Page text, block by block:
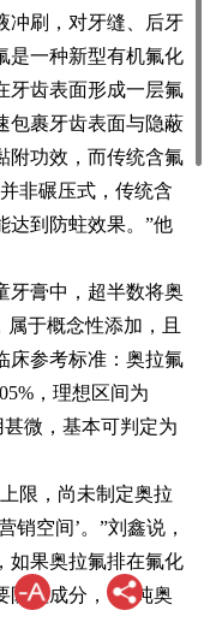
冲刷，对牙缝、后牙
是一种新型有机氟化
牙齿表面形成一层氟
包裹牙齿表面与隐蔽
附功效，而传统含氟
非碾压式，传统含
达到防蛀效果。”他
膏中，超半数将奥
于概念性添加，且
床参考标准：奥拉氟
，理想区间为
甚微，基本可判定为
限，尚未制定奥拉
销空间’。”刘鑫说，
如果奥拉氟排在氟化
防蛀成分，“高纯奥